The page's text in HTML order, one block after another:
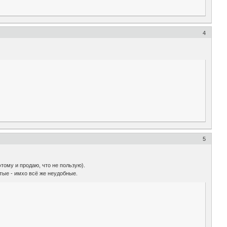
4
5
и продаю, что не пользую).
- имхо всё же неудобные.